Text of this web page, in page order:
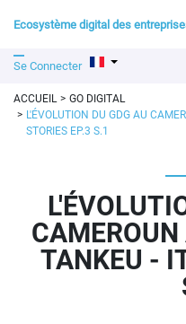
Ecosystème digital des
Se Connecter
ACCUEIL
GO DIGITAL
L'ÉVOLUTION DU GDG AU
STORIES EP.3 S.1
TANKEU -